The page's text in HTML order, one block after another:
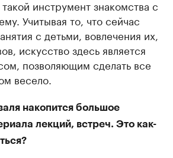
инструмент знакомства с
Учитывая то, что сейчас
с детьми, вовлечения их,
искусство здесь является
позволяющим сделать все
весело.
накопится большое
лекций, встреч. Это как-